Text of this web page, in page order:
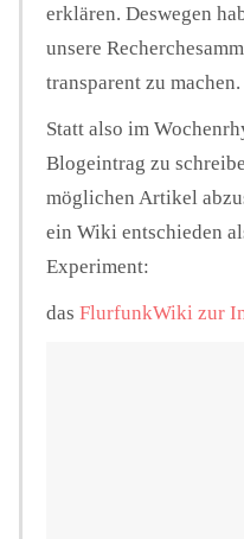
erklären. Deswegen
unsere
transparent zu machen.
Statt also im
Blogeintrag zu
möglichen Artikel
ein Wiki entschieden
Experiment:
das FlurfunkWiki zur